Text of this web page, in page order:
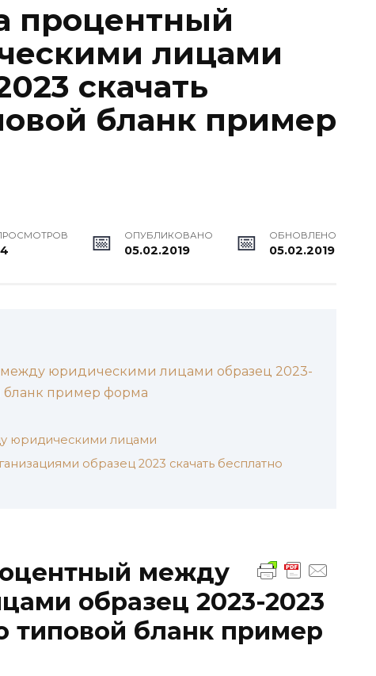
процентный
лицами
скачать
бланк пример
ОПУБЛИКОВАНО
05.02.2019
ОБНОВЛЕНО
05.02.2019
юридическими лицами образец 2023-
бланк пример форма
юридическими лицами
образец 2023 скачать бесплатно
между
образец 2023-2023
типовой бланк пример